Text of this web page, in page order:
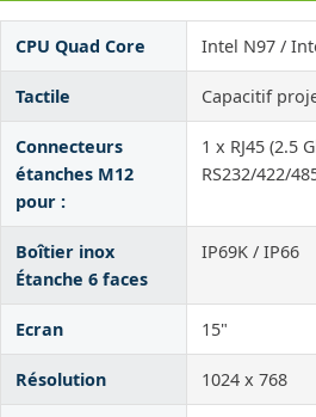
CPU Quad Core Intel N97 /
Tactile Capacitif
Connecteurs
étanches M12
pour :
1 x RJ45 (2.5
RS232/422/
Boîtier inox
Étanche 6 faces
IP69K / IP66
Ecran 15"
Résolution 1024 x 768